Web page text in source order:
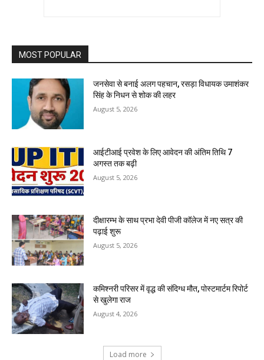
MOST POPULAR
जनसेवा से बनाई अलग पहचान, रसड़ा विधायक उमाशंकर
सिंह के निधन से शोक की लहर
August 5, 2026
आईटीआई प्रवेश के लिए आवेदन की अंतिम तिथि 7
अगस्त तक बढ़ी
August 5, 2026
दीक्षारम्भ के साथ प्रभा देवी पीजी कॉलेज में नए सत्र की
पढ़ाई शुरू
August 5, 2026
कमिश्नरी परिसर में वृद्ध की संदिग्ध मौत, पोस्टमार्टम रिपोर्ट
से खुलेगा राज
August 4, 2026
Load more